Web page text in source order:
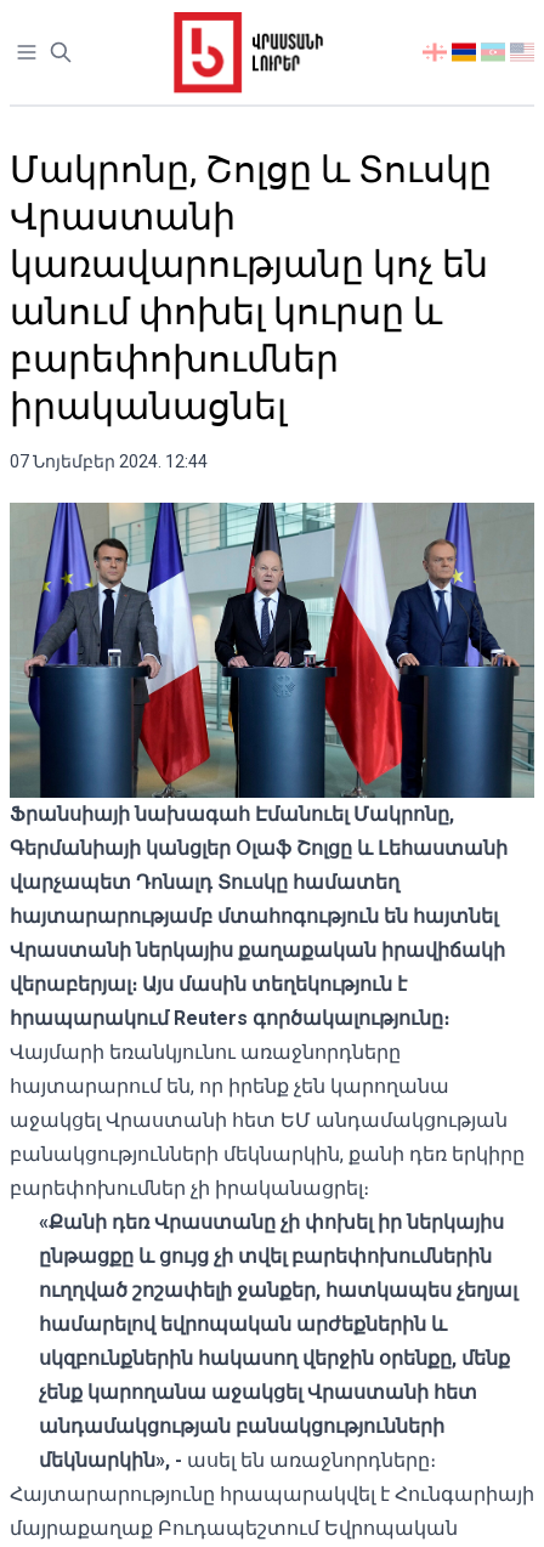
Open sidebar
აირჩიეთ
Մակրոնը, Շոլցը և Տուսկը
Վրաստանի
կառավարությանը կոչ են
անում փոխել կուրսը և
բարեփոխումներ
իրականացնել
07 Նոյեմբեր 2024. 12:44
Ֆրանսիայի նախագահ Էմանուել Մակրոնը,
Գերմանիայի կանցլեր Օլաֆ Շոլցը և Լեհաստանի
վարչապետ Դոնալդ Տուսկը համատեղ
հայտարարությամբ մտահոգություն են հայտնել
Վրաստանի ներկայիս քաղաքական իրավիճակի
վերաբերյալ։ Այս մասին տեղեկություն է
հրապարակում Reuters գործակալությունը։
Վայմարի եռանկյունու առաջնորդները
հայտարարում են, որ իրենք չեն կարողանա
աջակցել Վրաստանի հետ ԵՄ անդամակցության
բանակցությունների մեկնարկին, քանի դեռ երկիրը
բարեփոխումներ չի իրականացրել։
«Քանի դեռ Վրաստանը չի փոխել իր ներկայիս
ընթացքը և ցույց չի տվել բարեփոխումներին
ուղղված շոշափելի ջանքեր, հատկապես չեղյալ
համարելով եվրոպական արժեքներին և
սկզբունքներին հակասող վերջին օրենքը, մենք
չենք կարողանա աջակցել Վրաստանի հետ
անդամակցության բանակցությունների
մեկնարկին», - ասել են առաջնորդները։
Հայտարարությունը հրապարակվել է Հունգարիայի
մայրաքաղաք Բուդապեշտում Եվրոպական